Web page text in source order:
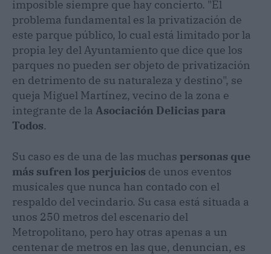
imposible siempre que hay concierto. "El
problema fundamental es la privatización de
este parque público, lo cual está limitado por la
propia ley del Ayuntamiento que dice que los
parques no pueden ser objeto de privatización
en detrimento de su naturaleza y destino", se
queja Miguel Martínez, vecino de la zona e
integrante de la Asociación Delicias para
Todos.
Su caso es de una de las muchas personas que
más sufren los perjuicios de unos eventos
musicales que nunca han contado con el
respaldo del vecindario. Su casa está situada a
unos 250 metros del escenario del
Metropolitano, pero hay otras apenas a un
centenar de metros en las que, denuncian, es